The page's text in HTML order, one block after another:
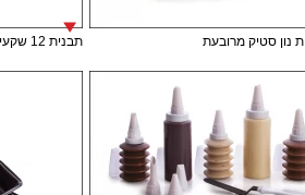
נון סטיק מרובעת תבנית 12 שקעים מרובעים6*^ 2.5 ס"מ